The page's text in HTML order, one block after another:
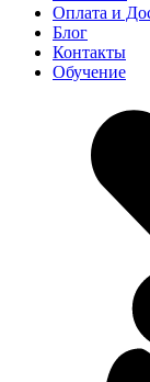
Оплата и
Блог
Контакты
Обучение